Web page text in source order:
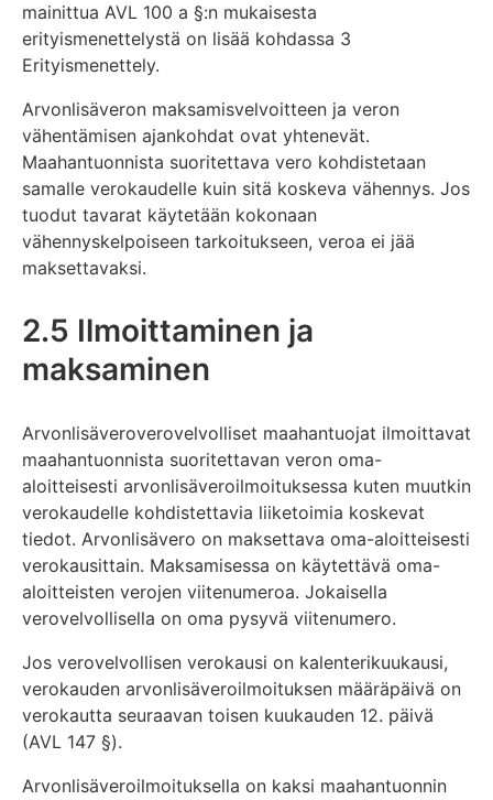
mainittua AVL 100 a §:n mukaisesta
erityismenettelystä on lisää kohdassa 3
Erityismenettely.
Arvonlisäveron maksamisvelvoitteen ja veron
vähentämisen ajankohdat ovat yhtenevät.
Maahantuonnista suoritettava vero kohdistetaan
samalle verokaudelle kuin sitä koskeva vähennys. Jos
tuodut tavarat käytetään kokonaan
vähennyskelpoiseen tarkoitukseen, veroa ei jää
maksettavaksi.
2.5 Ilmoittaminen ja
maksaminen
Arvonlisäveroverovelvolliset maahantuojat ilmoittavat
maahantuonnista suoritettavan veron oma-
aloitteisesti arvonlisäveroilmoituksessa kuten muutkin
verokaudelle kohdistettavia liiketoimia koskevat
tiedot. Arvonlisävero on maksettava oma-aloitteisesti
verokausittain. Maksamisessa on käytettävä oma-
aloitteisten verojen viitenumeroa. Jokaisella
verovelvollisella on oma pysyvä viitenumero.
Jos verovelvollisen verokausi on kalenterikuukausi,
verokauden arvonlisäveroilmoituksen määräpäivä on
verokautta seuraavan toisen kuukauden 12. päivä
(AVL 147 §).
Arvonlisäveroilmoituksella on kaksi maahantuonnin